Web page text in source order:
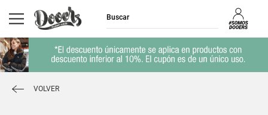
VOLVER